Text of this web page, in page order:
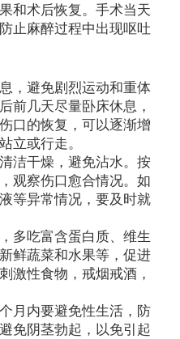
和术后恢复。手术当天
止麻醉过程中出现呕吐
，避免剧烈运动和重体
前几天尽量卧床休息，
口的恢复，可以逐渐增
立或行走。
洁干燥，避免沾水。按
观察伤口愈合情况。如
等异常情况，要及时就
多吃富含蛋白质、维生
鲜蔬菜和水果等，促进
激性食物，戒烟戒酒，
月内要避免性生活，防
免阴茎勃起，以免引起